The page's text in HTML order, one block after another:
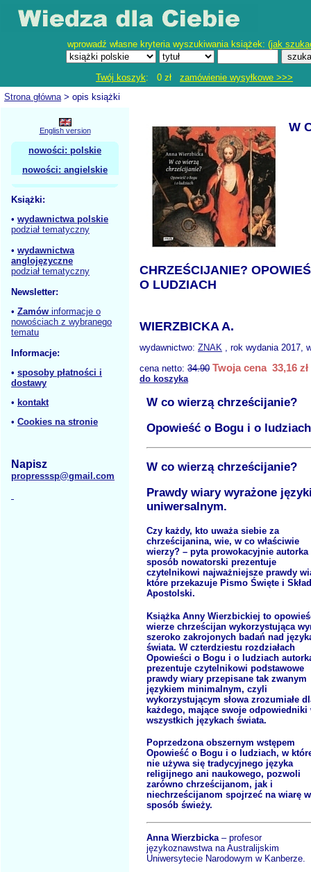
wprowadź własne kryteria wyszukiwania książek: (jak
Twój koszyk: 0 zł zamówienie wysyłkowe >>>
Strona główna> opis książki
English version
nowości: polskie
nowości: angielskie
Książki:
• wydawnictwa polskie
podział tematyczny
• wydawnictwa
anglojęzyczne
podział tematyczny
Newsletter:
• Zamów informacje o
nowościach z wybranego
tematu
Informacje:
• sposoby płatności i
dostawy
• kontakt
• Cookies na stronie
Napisz
propresssp@gmail.com
W
CHRZEŚCIJANIE?
O LUDZIACH
WIERZBICKA A.
wydawnictwo: ZNAK , rok wydania 2017,
cena netto: 34.90 Twoja cena 33,16 zł
do koszyka
W co wierzą chrześcijanie?
Opowieść o Bogu i o ludziach
W co wierzą chrześcijanie?
Prawdy wiary wyrażone
uniwersalnym.
Czy każdy, kto uważa siebie za
chrześcijanina, wie, w co właściwie
wierzy? – pyta prowokacyjnie autorka
sposób nowatorski prezentuje
czytelnikowi najważniejsze prawdy
które przekazuje Pismo Święte i Skład
Apostolski.
Książka Anny Wierzbickiej to
wierze chrześcijan wykorzystująca
szeroko zakrojonych badań nad
świata. W czterdziestu rozdziałach
Opowieści o Bogu i o ludziach
prezentuje czytelnikowi podstawowe
prawdy wiary przepisane tak zwanym
językiem minimalnym, czyli
wykorzystującym słowa zrozumiałe
każdego, mające swoje odpowiedniki
wszystkich językach świata.
Poprzedzona obszernym wstępem
Opowieść o Bogu i o ludziach, w
nie używa się tradycyjnego języka
religijnego ani naukowego, pozwoli
zarówno chrześcijanom, jak i
niechrześcijanom spojrzeć na wiarę w
sposób świeży.
Anna Wierzbicka – profesor
językoznawstwa na Australijskim
Uniwersytecie Narodowym w Kanberze.